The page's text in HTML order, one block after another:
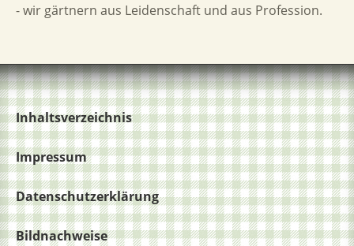
- wir gärtnern aus Leidenschaft und aus Profession.
Inhaltsverzeichnis
Impressum
Datenschutzerklärung
Bildnachweise